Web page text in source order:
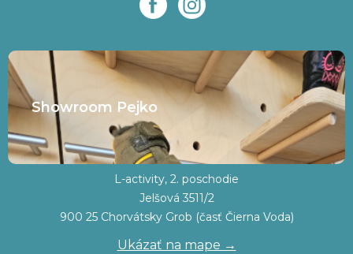
Showroom Pejko
L-activity, 2. poschodie
Jelšová 3511/2
900 25 Chorvátsky Grob (časť Čierna Voda)
Ukázať na mape →